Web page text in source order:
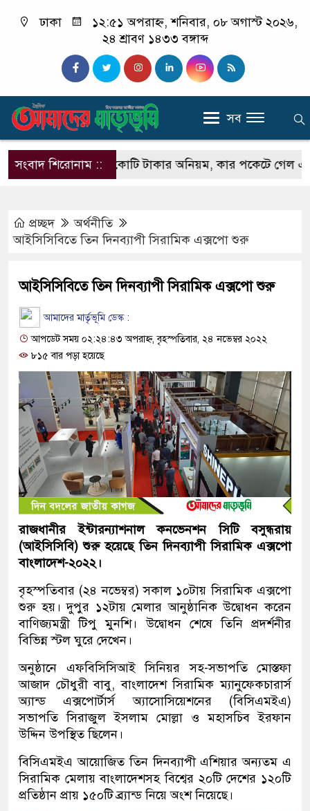
ঢাকা
১২:৫১ অপরাহ্ন, শনিবার, ০৮ অগাস্ট ২০২৬,
২৪ শ্রাবণ ১৪৩৩ বঙ্গাব্দ
সব
সংবাদ শিরোনাম ::
১৩ হাজার কোটি টাকার অনিয়ম, কার পকেটে গেল এত
প্রচ্ছদ
অর্থনীতি
আইসিসিবিতে তিন দিনব্যাপী সিরামিক এক্সপো শুরু
আইসিসিবিতে তিন দিনব্যাপী সিরামিক এক্সপো শুরু
আমাদের মার্তৃভূমি ডেস্ক :
আপডেট সময় ০২:২৪:৪৩ অপরাহ্ন, বৃহস্পতিবার, ২৪ নভেম্বর ২০২২
৮১৫ বার পড়া হয়েছে
রাজধানীর ইন্টারন্যাশনাল কনভেনশন সিটি বসুন্ধরায়
(আইসিসিবি) শুরু হয়েছে তিন দিনব্যাপী সিরামিক এক্সপো
বাংলাদেশ-২০২২।
বৃহস্পতিবার (২৪ নভেম্বর) সকাল ১০টায় সিরামিক এক্সপো
শুরু হয়। দুপুর ১২টায় মেলার আনুষ্ঠানিক উদ্বোধন করেন
বাণিজ্যমন্ত্রী টিপু মুনশি। উদ্বোধন শেষে তিনি প্রদর্শনীর
বিভিন্ন স্টল ঘুরে দেখেন।
অনুষ্ঠানে এফবিসিসিআই সিনিয়র সহ-সভাপতি মোস্তফা
আজাদ চৌধুরী বাবু, বাংলাদেশ সিরামিক ম্যানুফেকচারার্স
অ্যান্ড এক্সপোর্টার্স অ্যাসোসিয়েশনের (বিসিএমইএ)
সভাপতি সিরাজুল ইসলাম মোল্লা ও মহাসচিব ইরফান
উদ্দিন উপস্থিত ছিলেন।
বিসিএমইএ আয়োজিত তিন দিনব্যাপী এশিয়ার অন্যতম এ
সিরামিক মেলায় বাংলাদেশসহ বিশ্বের ২০টি দেশের ১২০টি
প্রতিষ্ঠান প্রায় ১৫০টি ব্র্যান্ড নিয়ে অংশ নিয়েছে।